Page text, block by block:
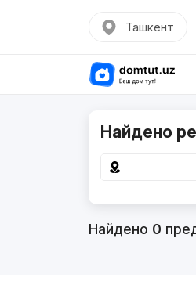
Ташкент
Найдено
Найдено 0